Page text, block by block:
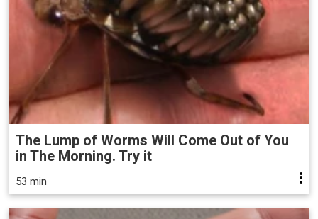
The Lump of Worms Will Come Out of You
in The Morning. Try it
53 min